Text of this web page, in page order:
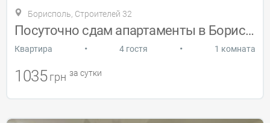
Борисполь, Строителей 32
Посуточно сдам апартаменты в Борисполе
Квартира • 4 гостя • 1 комната
1035 грн за сутки